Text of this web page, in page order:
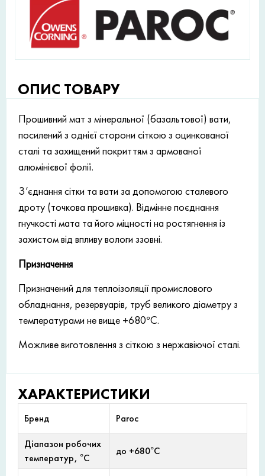
ОПИС ТОВАРУ
Прошивний мат з мінеральної (базальтової) вати,
посилений з однієї сторони сіткою з оцинкованої
сталі та захищений покриттям з армованої
алюмінієвої фолії.
З’єднання сітки та вати за допомогою сталевого
дроту (точкова прошивка). Відмінне поєднання
гнучкості мата та його міцності на ростягнення із
захистом від впливу вологи ззовні.
Призначення
Призначений для теплоізоляції промислового
обладнання, резервуарів, труб великого діаметру з
температурами не вище +680°С.
Можливе виготовлення з сіткою з нержавіючої сталі.
ХАРАКТЕРИСТИКИ
Бренд Paroc
Діапазон робочих
температур, °С
до +680°С